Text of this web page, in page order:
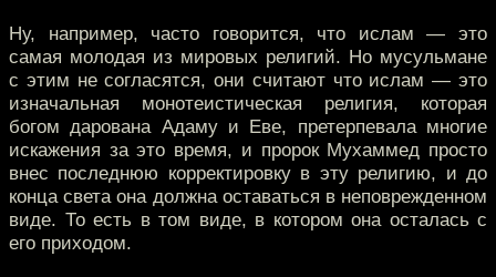
Ну, например, часто говорится, что ислам — это
самая молодая из мировых религий. Но мусульмане
с этим не согласятся, они считают что ислам — это
изначальная монотеистическая религия, которая
богом дарована Адаму и Еве, претерпевала многие
искажения за это время, и пророк Мухаммед просто
внес последнюю корректировку в эту религию, и до
конца света она должна оставаться в неповрежденном
виде. То есть в том виде, в котором она осталась с
его приходом.